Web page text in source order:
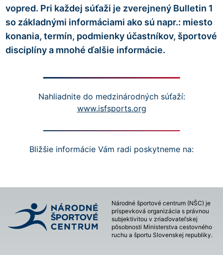
vopred. Pri každej súťaži je zverejnený Bulletin 1
so základnými informáciami ako sú napr.: miesto
konania, termín, podmienky účastníkov, športové
disciplíny a mnohé ďalšie informácie.
Nahliadnite do medzinárodných súťaží:
www.isfsports.org
Bližšie informácie Vám radi poskytneme na:
Národné športové centrum (NŠC) je
príspevková organizácia s právnou
subjektivitou v zriaďovateľskej
pôsobnosti Ministerstva cestovného
ruchu a športu Slovenskej republiky.